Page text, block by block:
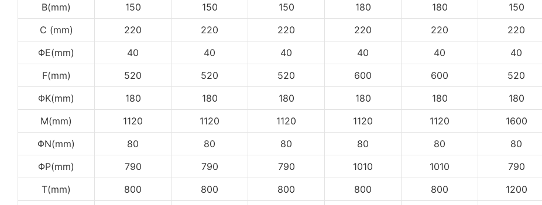
B(mm)
150 150 150 180 180 150
C (mm)
220 220 220 220 220 220
ΦE(mm)
40 40 40 40 40 40
F(mm)
520 520 520 600 600 520
ΦK(mm)
180 180 180 180 180 180
M(mm)
1120 1120 1120 1120 1120 1600
ΦN(mm)
80 80 80 80 80 80
ΦP(mm)
790 790 790 1010 1010 790
T(mm)
800 800 800 800 800 1200